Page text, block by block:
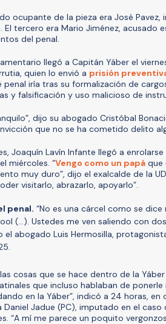
ocupante de la pieza era José
El tercero era Mario Jiménez, acusado
del penal.
llegó a Capitán Yáber el
quien lo envió a prisión
penal iría tras su formalización de
y falsificación y uso malicioso de
dijo su abogado Cristóbal
que no se ha cometido delito
Joaquín Lavín Infante llegó a
miércoles. “Vengo como un papá que
muy duro”, dijo el exalcalde de la
visitarlo, abrazarlo, apoyarlo”.
penal. “No es una cárcel como se
(…). Ustedes me ven saliendo con
el abogado Luis Hermosilla,
las cosas que se hace dentro de la
que incluso hablaban de
en la Yáber”, indicó a 24 horas,
Daniel Jadue (PC), imputado en el
“A mí me parece un poquito